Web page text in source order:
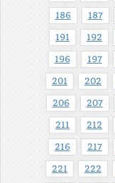
186 187
191 192
196 197
201 202
206 207
211 212
216 217
221 222